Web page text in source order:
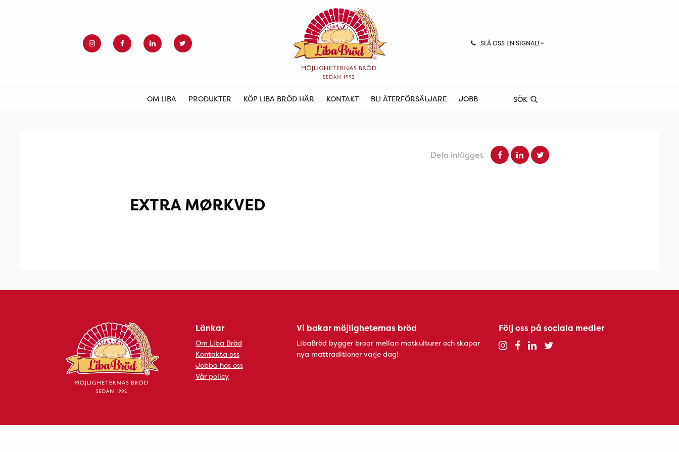
SLÅ OSS EN SIGNAL!
OM LIBA PRODUKTER KÖP LIBA BRÖD HÄR KONTAKT BLI ÅTERFÖRSÄLJARE JOBB SÖK
Dela inlägget
EXTRA MØRKVED
Länkar
Om Liba Bröd
Kontakta oss
Jobba hos oss
Vår policy
Vi bakar möjligheternas bröd
LibaBröd bygger broar mellan matkulturer och skapar
nya mattraditioner varje dag!
Följ oss på sociala medier